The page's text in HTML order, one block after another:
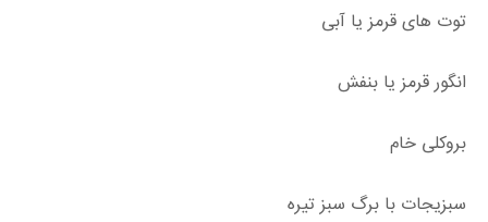
توت های قرمز یا آبی
انگور قرمز یا بنفش
بروکلی خام
سبزیجات با برگ سبز تیره